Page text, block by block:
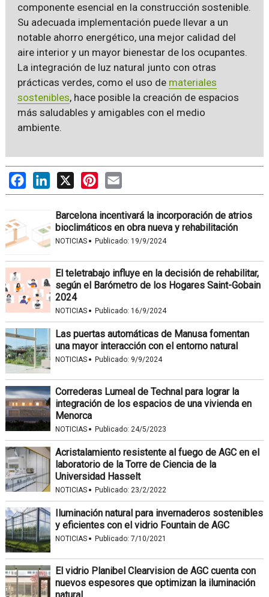
componente esencial en la construcción sostenible.
Su adecuada implementación puede llevar a un
notable ahorro energético, una mejor calidad del
aire interior y un mayor bienestar de los ocupantes.
La integración de luz natural junto con otras
prácticas verdes, como el uso de materiales
sostenibles, hace posible la creación de espacios
más saludables y amigables con el medio
ambiente.
FacebookLinkedIn
X PinterestEmail
Barcelona incentivará la incorporación de atrios
bioclimáticos en obra nueva y rehabilitación
NOTICIAS · Publicado: 19/9/2024
El teletrabajo influye en la decisión de rehabilitar,
según el Barómetro de los Hogares Saint-Gobain
2024
NOTICIAS · Publicado: 16/9/2024
Las puertas automáticas de Manusa fomentan
una mayor interacción con el entorno natural
NOTICIAS · Publicado: 9/9/2024
Correderas Lumeal de Technal para lograr la
integración de los espacios de una vivienda en
Menorca
NOTICIAS · Publicado: 24/5/2023
Acristalamiento resistente al fuego de AGC en el
laboratorio de la Torre de Ciencia de la
Universidad Hasselt
NOTICIAS · Publicado: 23/2/2022
Iluminación natural para invernaderos sostenibles
y eficientes con el vidrio Fountain de AGC
NOTICIAS · Publicado: 7/10/2021
El vidrio Planibel Clearvision de AGC cuenta con
nuevos espesores que optimizan la iluminación